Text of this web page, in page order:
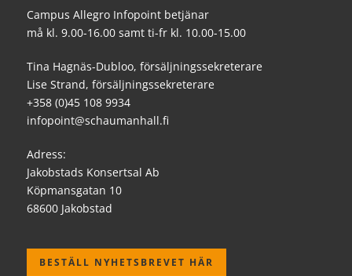
Campus Allegro Infopoint betjänar
må kl. 9.00-16.00 samt ti-fr kl. 10.00-15.00
Tina Hagnäs-Dubloo, försäljningssekreterare
Lise Strand, försäljningssekreterare
+358 (0)45 108 9934
infopoint@schaumanhall.fi
Adress:
Jakobstads Konsertsal Ab
Köpmansgatan 10
68600 Jakobstad
BESTÄLL NYHETSBREVET HÄR